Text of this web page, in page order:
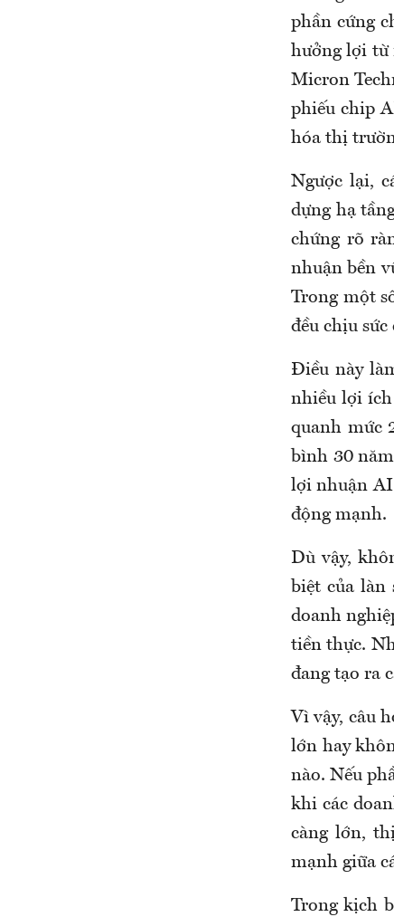
phần cứng
hưởng lợi từ
Micron
phiếu chip
hóa thị
Ngược lại,
dựng hạ
chứng rõ
nhuận bền
Trong một
đều chịu
Điều này
nhiều lợi ích
quanh mức
bình 30
lợi nhuận AI
động mạnh.
Dù vậy,
biệt của làn
doanh
tiền thực.
đang tạo ra
Vì vậy, câu
lớn hay
nào. Nếu
khi các
càng lớn,
mạnh giữa
Trong kịch